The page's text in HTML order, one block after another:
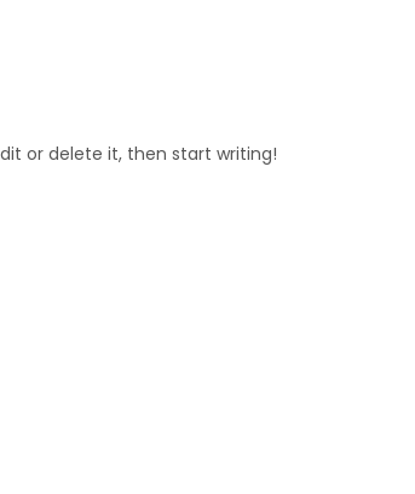
or delete it, then start writing!